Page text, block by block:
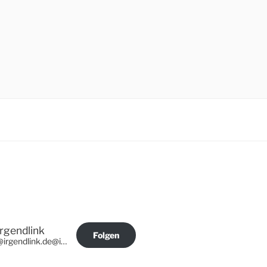
@irgendlink.de@irgendlink.de
Folgen